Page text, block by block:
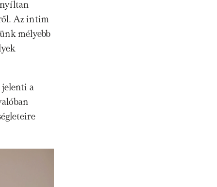
nyíltan
Az intim
mélyebb
jelenti a